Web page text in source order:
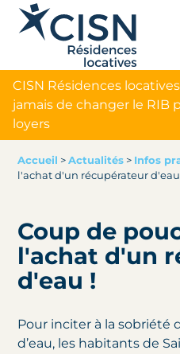
CISN Résidences
jamais de changer le RIB
loyers
Accueil >Actualités > Infos
l'achat d'un récupérateur d'eau
Coup de
l'achat d'un
d'eau !
Pour inciter à la sobriété
d’eau, les habitants de